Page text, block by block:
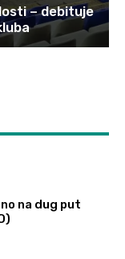
– debituje
na dug put